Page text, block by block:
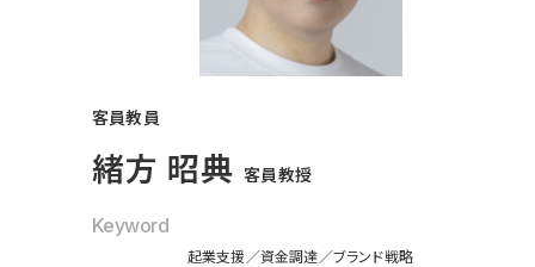
客員教員
緒方 昭典 客員教授
Keyword
起業支援 資金調達 ブランド戦略